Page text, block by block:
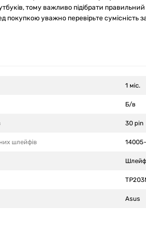
тому важливо підібрати
покупкою уважно перевірьте сумісність
1 міс.
Б/в
30 pin
шлейфів
Шлейф
Asus